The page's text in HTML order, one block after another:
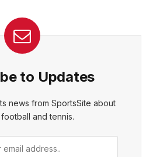
to Updates
news from SportsSite about
and tennis.